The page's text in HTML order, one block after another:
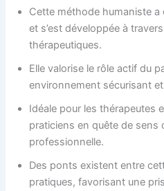
Cette méthode humaniste
et s’est développée à
thérapeutiques.
Elle valorise le rôle actif du
environnement sécurisant
Idéale pour les thérapeutes
praticiens en quête de sens
professionnelle.
Des ponts existent entre
pratiques, favorisant une